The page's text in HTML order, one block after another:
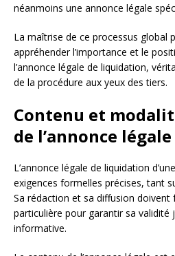
néanmoins une annonce légale
La maîtrise de ce processus global
appréhender l’importance et le
l’annonce légale de liquidation,
de la procédure aux yeux des tiers.
Contenu et
de l’annonce
L’annonce légale de liquidation d’une
exigences formelles précises, tant
Sa rédaction et sa diffusion doivent
particulière pour garantir sa validité
informative.